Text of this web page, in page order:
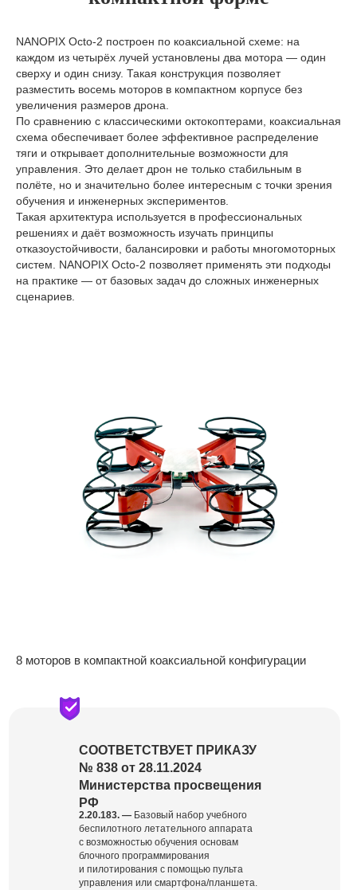
NANOPIX Octo-2 построен по коаксиальной схеме: на
каждом из четырёх лучей установлены два мотора — один
сверху и один снизу. Такая конструкция позволяет
разместить восемь моторов в компактном корпусе без
увеличения размеров дрона.
По сравнению с классическими октокоптерами, коаксиальная
схема обеспечивает более эффективное распределение
тяги и открывает дополнительные возможности для
управления. Это делает дрон не только стабильным в
полёте, но и значительно более интересным с точки зрения
обучения и инженерных экспериментов.
Такая архитектура используется в профессиональных
решениях и даёт возможность изучать принципы
отказоустойчивости, балансировки и работы многомоторных
систем. NANOPIX Octo-2 позволяет применять эти подходы
на практике — от базовых задач до сложных инженерных
сценариев.
8 моторов в компактной коаксиальной конфигурации
2.20.183. — Базовый набор учебного
беспилотного летательного аппарата
с возможностью обучения основам
блочного программирования
и пилотирования с помощью пульта
управления или смартфона/планшета.
СООТВЕТСТВУЕТ ПРИКАЗУ
№ 838 от 28.11.2024
Министерства просвещения
РФ